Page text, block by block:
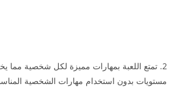
2. تمتع اللعبة بمهارات مميزة لكل شخصية مما
مستويات بدون استخدام مهارات الشخصية